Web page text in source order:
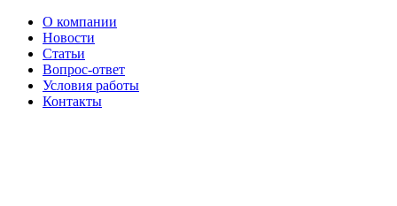
О компании
Новости
Статьи
Вопрос-ответ
Условия работы
Контакты